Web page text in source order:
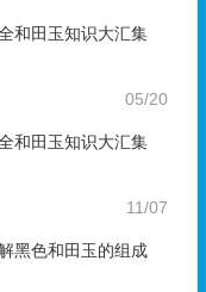
和田玉知识大汇集
05/20
和田玉知识大汇集
11/07
黑色和田玉的组成